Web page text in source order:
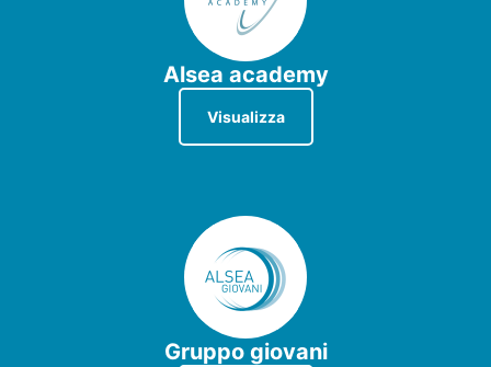
Alsea academy
Visualizza
Gruppo giovani